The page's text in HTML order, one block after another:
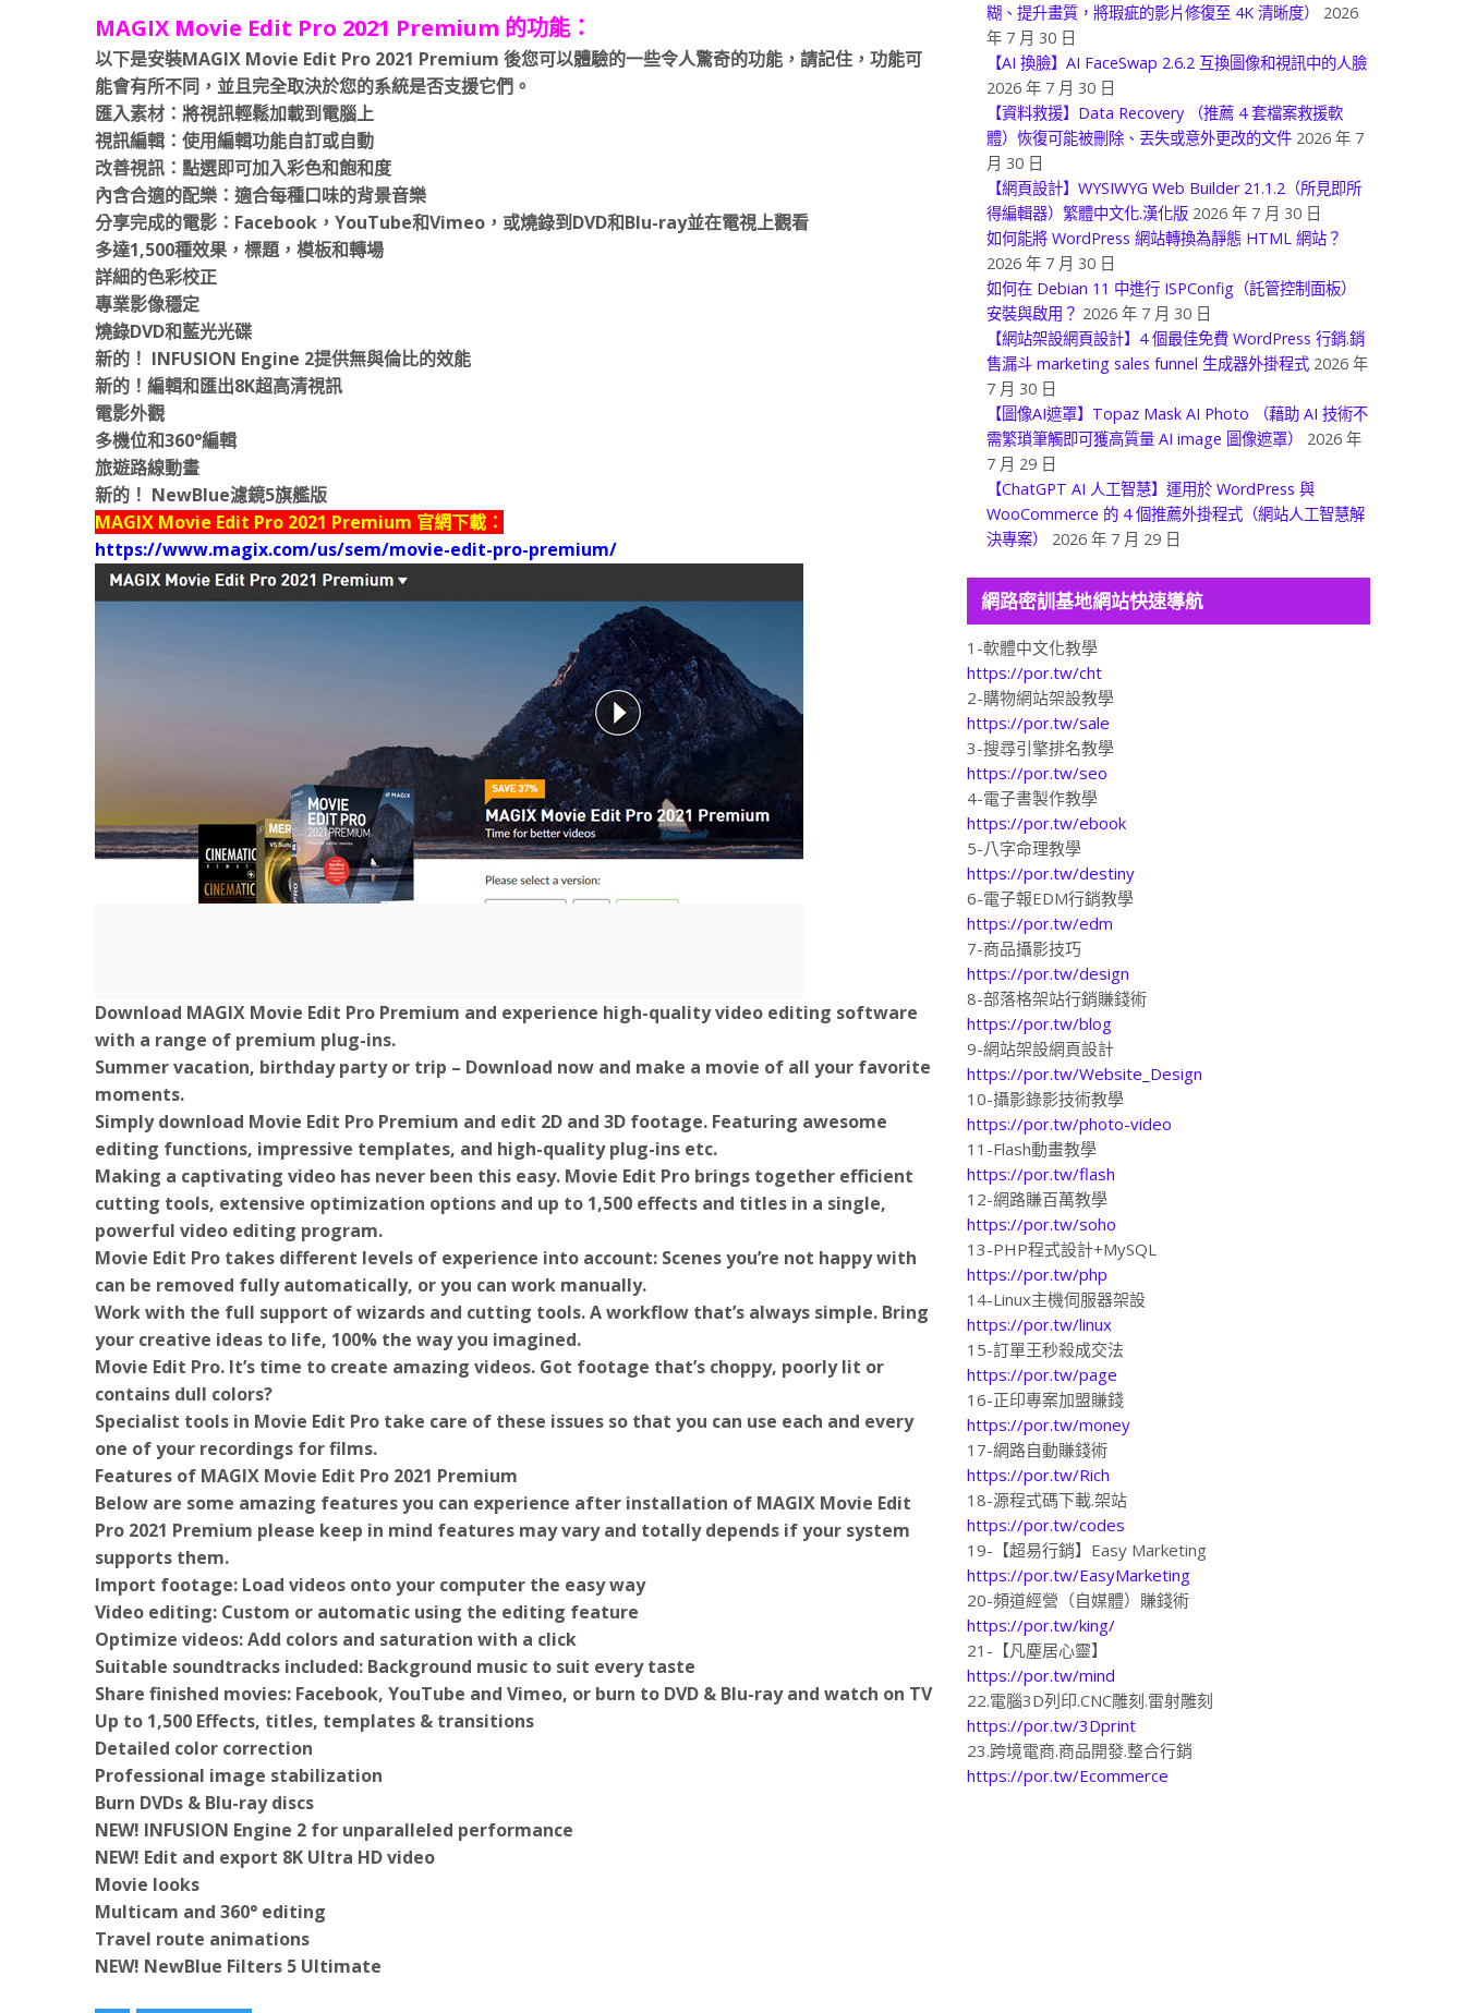
MAGIX Movie Edit Pro 2021 Premium 的功能：
以下是安裝MAGIX Movie Edit Pro 2021 Premium 後您可以體驗的一些令人驚奇的功能，請記住，功能可
能會有所不同，並且完全取決於您的系統是否支援它們。
匯入素材：將視訊輕鬆加載到電腦上
視訊編輯：使用編輯功能自訂或自動
改善視訊：點選即可加入彩色和飽和度
內含合適的配樂：適合每種口味的背景音樂
分享完成的電影：Facebook，YouTube和Vimeo，或燒錄到DVD和Blu-ray並在電視上觀看
多達1,500種效果，標題，模板和轉場
詳細的色彩校正
專業影像穩定
燒錄DVD和藍光光碟
新的！ INFUSION Engine 2提供無與倫比的效能
新的！編輯和匯出8K超高清視訊
電影外觀
多機位和360°編輯
旅遊路線動畫
新的！ NewBlue濾鏡5旗艦版
MAGIX Movie Edit Pro 2021 Premium 官網下載：
https://www.magix.com/us/sem/movie-edit-pro-premium/
Download MAGIX Movie Edit Pro Premium and experience high-quality video editing software
with a range of premium plug-ins.
Summer vacation, birthday party or trip – Download now and make a movie of all your favorite
moments.
Simply download Movie Edit Pro Premium and edit 2D and 3D footage. Featuring awesome
editing functions, impressive templates, and high-quality plug-ins etc.
Making a captivating video has never been this easy. Movie Edit Pro brings together efficient
cutting tools, extensive optimization options and up to 1,500 effects and titles in a single,
powerful video editing program.
Movie Edit Pro takes different levels of experience into account: Scenes you’re not happy with
can be removed fully automatically, or you can work manually.
Work with the full support of wizards and cutting tools. A workflow that’s always simple. Bring
your creative ideas to life, 100% the way you imagined.
Movie Edit Pro. It’s time to create amazing videos. Got footage that’s choppy, poorly lit or
contains dull colors?
Specialist tools in Movie Edit Pro take care of these issues so that you can use each and every
one of your recordings for films.
Features of MAGIX Movie Edit Pro 2021 Premium
Below are some amazing features you can experience after installation of MAGIX Movie Edit
Pro 2021 Premium please keep in mind features may vary and totally depends if your system
supports them.
Import footage: Load videos onto your computer the easy way
Video editing: Custom or automatic using the editing feature
Optimize videos: Add colors and saturation with a click
Suitable soundtracks included: Background music to suit every taste
Share finished movies: Facebook, YouTube and Vimeo, or burn to DVD & Blu-ray and watch on TV
Up to 1,500 Effects, titles, templates & transitions
Detailed color correction
Professional image stabilization
Burn DVDs & Blu-ray discs
NEW! INFUSION Engine 2 for unparalleled performance
NEW! Edit and export 8K Ultra HD video
Movie looks
Multicam and 360° editing
Travel route animations
NEW! NewBlue Filters 5 Ultimate
糊、提升畫質，將瑕疵的影片修復至 4K 清晰度）
2026
年 7 月 30 日
【AI 換臉】AI FaceSwap 2.6.2 互換圖像和視訊中的人臉
2026 年 7 月 30 日
【資料救援】Data Recovery （推薦 4 套檔案救援軟
體）恢復可能被刪除、丟失或意外更改的文件 2026 年 7
月 30 日
【網頁設計】WYSIWYG Web Builder 21.1.2（所見即所
得編輯器）繁體中文化.漢化版 2026 年 7 月 30 日
如何能將 WordPress 網站轉換為靜態 HTML 網站？
2026 年 7 月 30 日
如何在 Debian 11 中進行 ISPConfig（託管控制面板）
安裝與啟用？ 2026 年 7 月 30 日
【網站架設網頁設計】4 個最佳免費 WordPress 行銷.銷
售漏斗 marketing sales funnel 生成器外掛程式 2026 年
7 月 30 日
【圖像AI遮罩】Topaz Mask AI Photo （藉助 AI 技術不
需繁瑣筆觸即可獲高質量 AI image 圖像遮罩）
2026 年
7 月 29 日
【ChatGPT AI 人工智慧】運用於 WordPress 與
WooCommerce 的 4 個推薦外掛程式（網站人工智慧解
決專案）
2026 年 7 月 29 日
網路密訓基地網站快速導航
1-軟體中文化教學
https://por.tw/cht
2-購物網站架設教學
https://por.tw/sale
3-搜尋引擎排名教學
https://por.tw/seo
4-電子書製作教學
https://por.tw/ebook
5-八字命理教學
https://por.tw/destiny
6-電子報EDM行銷教學
https://por.tw/edm
7-商品攝影技巧
https://por.tw/design
8-部落格架站行銷賺錢術
https://por.tw/blog
9-網站架設網頁設計
https://por.tw/Website_Design
10-攝影錄影技術教學
https://por.tw/photo-video
11-Flash動畫教學
https://por.tw/flash
12-網路賺百萬教學
https://por.tw/soho
13-PHP程式設計+MySQL
https://por.tw/php
14-Linux主機伺服器架設
https://por.tw/linux
15-訂單王秒殺成交法
https://por.tw/page
16-正印專案加盟賺錢
https://por.tw/money
17-網路自動賺錢術
https://por.tw/Rich
18-源程式碼下載.架站
https://por.tw/codes
19-【超易行銷】Easy Marketing
https://por.tw/EasyMarketing
20-頻道經營（自媒體）賺錢術
https://por.tw/king/
21-【凡塵居心靈】
https://por.tw/mind
22.電腦3D列印.CNC雕刻.雷射雕刻
https://por.tw/3Dprint
23.跨境電商.商品開發.整合行銷
https://por.tw/Ecommerce